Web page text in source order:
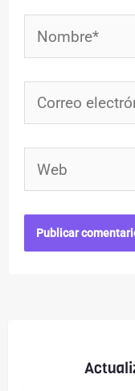
Nombre*
Correo
electrónico*
Web